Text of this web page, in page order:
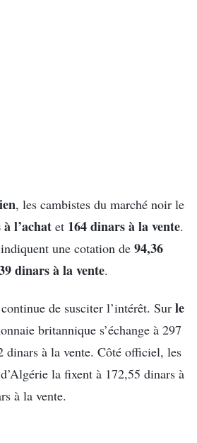
, les cambistes du marché noir le
l’achat et 164 dinars à la vente.
une cotation de 94,36
dinars à la vente.
continue de susciter l’intérêt. Sur le
britannique s’échange à 297
dinars à la vente. Côté officiel, les
la fixent à 172,55 dinars à
à la vente.